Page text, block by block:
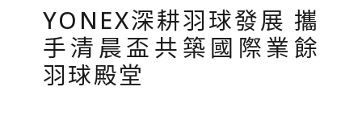
YONEX深耕羽球發展 攜
手清晨盃共築國際業餘
羽球殿堂